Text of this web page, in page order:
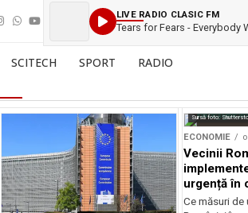
LIVE RADIO CLASIC FM
Tears for Fears - Everybody
SCITECH SPORT RADIO
Sursă foto:
ECONOMIE
Vecinii
urgență în
Ce măsuri de